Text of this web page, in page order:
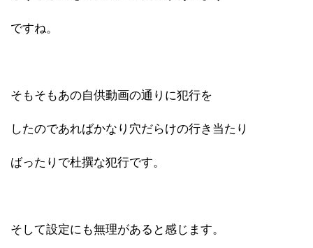
ですね。
そもそもあの自供動画の通りに犯行を
したのであればかなり穴だらけの行き当たり
ばったりで杜撰な犯行です。
そして設定にも無理があると感じます。